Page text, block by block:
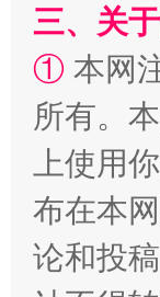
阿坝州
三、关
① 本网
所有。
上使用
布在本
论和投